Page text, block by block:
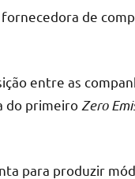
de
entre as
do primeiro Zero
para produzir